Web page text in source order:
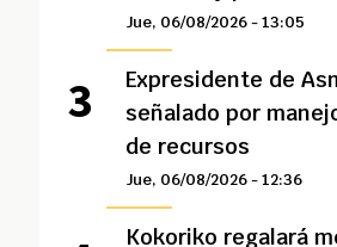
Jue, 06/08/2026 - 13:05
Expresidente de
señalado por
de recursos
Jue, 06/08/2026 - 12:36
Kokoriko regalará